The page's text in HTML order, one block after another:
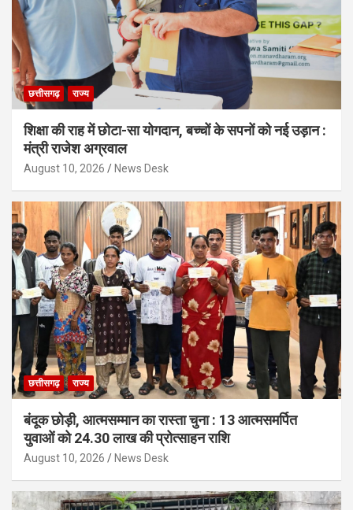
छत्तीसगढ़ राज्य
शिक्षा की राह में छोटा-सा योगदान, बच्चों के सपनों को नई उड़ान :
मंत्री राजेश अग्रवाल
August 10, 2026 News Desk
छत्तीसगढ़ राज्य
बंदूक छोड़ी, आत्मसम्मान का रास्ता चुना : 13 आत्मसमर्पित
युवाओं को 24.30 लाख की प्रोत्साहन राशि
August 10, 2026 News Desk